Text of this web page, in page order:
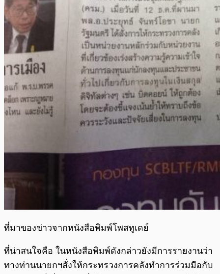
ที่มาของข่าวจากหนังสือพิมพ์โพสทูเดย์
ที่น่าสนใจคือ ในหนังสือพิมพ์ดังกล่าวยังมีการรายงานว่า
ทางท่านนายกฯสั่งให้กระทรวงการคลังทำการร่วมมือกับ